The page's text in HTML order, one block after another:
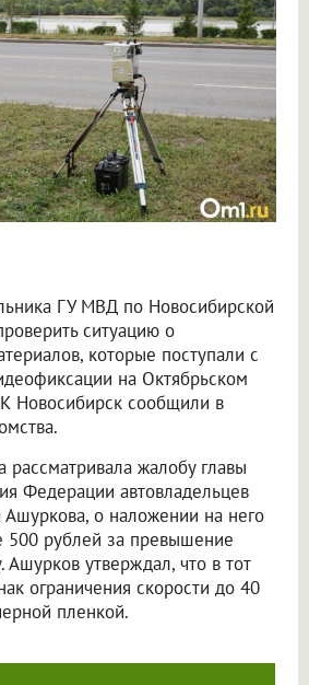
ГУ МВД по Новосибирской
ситуацию о
которые поступали с
на Октябрьском
Новосибирск сообщили в
рассматривала жалобу главы
Федерации автовладельцев
Ашуркова, о наложении на него
500 рублей за превышение
Ашурков утверждал, что в тот
ограничения скорости до 40
пленкой.